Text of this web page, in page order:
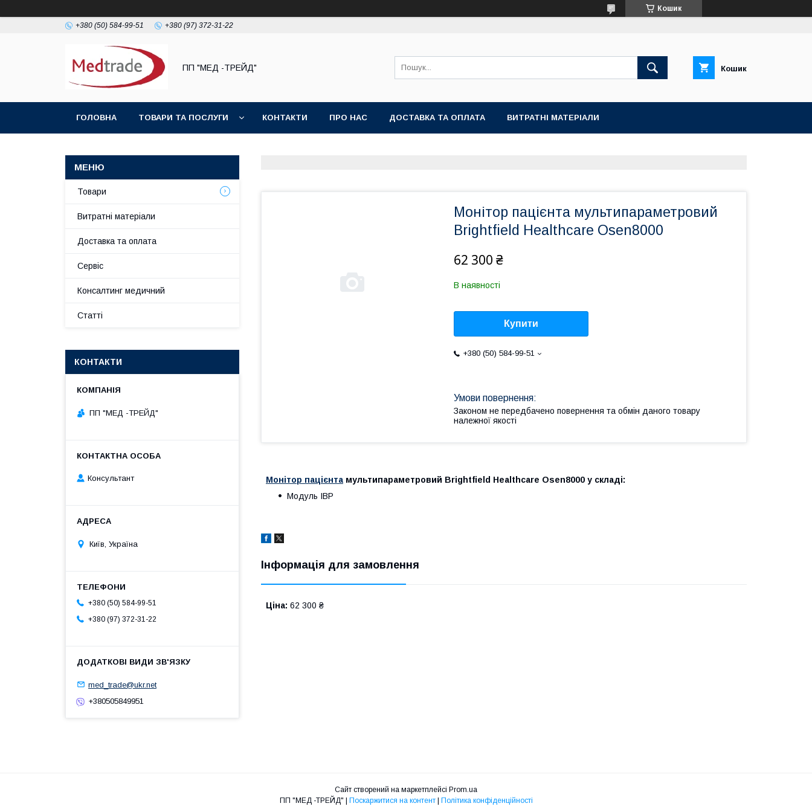
Кошик
+380 (50) 584-99-51 +380 (97) 372-31-22
ПП "МЕД -ТРЕЙД" Кошик
ГОЛОВНА ТОВАРИ ТА ПОСЛУГИ КОНТАКТИ ПРО НАС ДОСТАВКА ТА ОПЛАТА ВИТРАТНІ МАТЕРІАЛИ
Монітор пацієнта мультипараметровий
Brightfield Healthcare Osen8000
62 300 ₴
В наявності
Купити
+380 (50) 584-99-51
Законом не передбачено повернення та обмін даного товару
належної якості
Монітор пацієнта мультипараметровий Brightfield Healthcare Osen8000 у складі:
Модуль IBP
Інформація для замовлення
Ціна: 62 300 ₴
Товари
Витратні матеріали
Доставка та оплата
Сервіс
Консалтинг медичний
Статті
КОНТАКТИ
ПП "МЕД -ТРЕЙД"
Консультант
Київ, Україна
+380 (50) 584-99-51
+380 (97) 372-31-22
med_trade@ukr.net
+380505849951
Сайт створений на маркетплейсі Prom.ua
ПП "МЕД -ТРЕЙД" | Поскаржитися на контент | Політика конфіденційності